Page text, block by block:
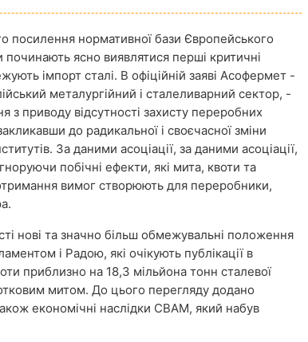
посилення нормативної бази Європейського
ясно виявлятися перші критичні
імпорт сталі. В офіційній заяві Асофермет -
металургійний і сталеливарний сектор, -
з приводу відсутності захисту переробних
до радикальної і своєчасної зміни
За даними асоціації, за даними асоціації,
побічні ефекти, які мита, квоти та
вимог створюють для переробники,
нові та значно більш обмежувальні положення
і Радою, які очікують публікації в
приблизно на 18,3 мільйона тонн сталевої
митом. До цього перегляду додано
економічні наслідки CBAM, який набув